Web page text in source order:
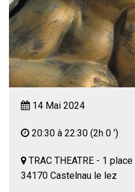
14 Mai 2024
20:30 à 22:30 (2h 0 ')
TRAC THEATRE - 1
34170 Castelnau le lez